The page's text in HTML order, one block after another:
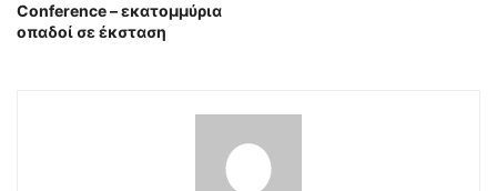
Conference – εκατομμύρια
οπαδοί σε έκσταση